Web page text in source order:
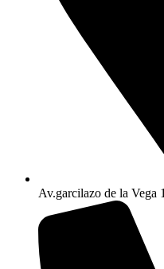
Av.garcilazo de la Vega